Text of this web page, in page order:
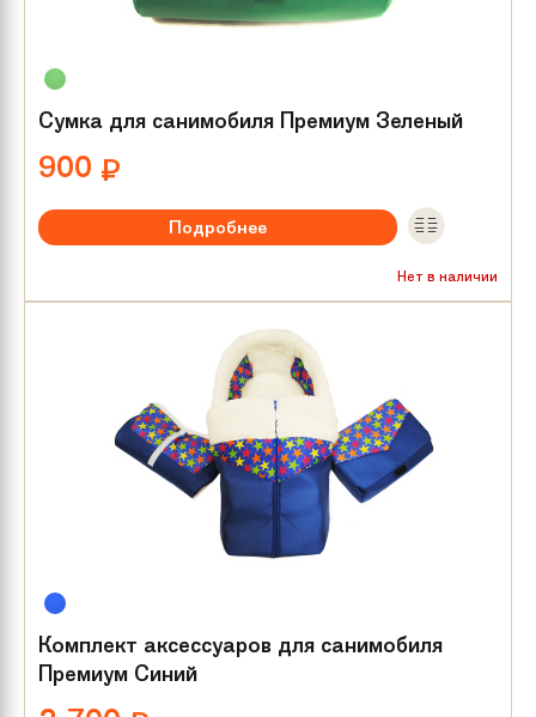
Сумка для санимобиля Премиум Зеленый
900 ₽
Подробнее
Нет в наличии
Комплект аксессуаров для санимобиля
Премиум Синий